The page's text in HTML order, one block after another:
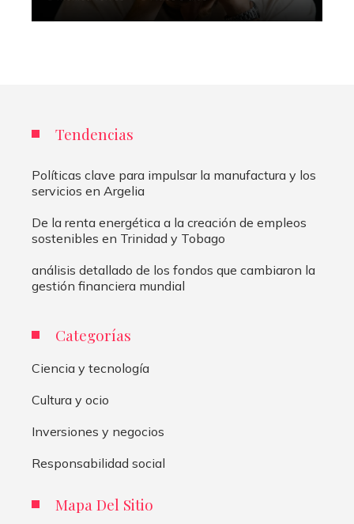
Tendencias
Políticas clave para impulsar la manufactura y los
servicios en Argelia
De la renta energética a la creación de empleos
sostenibles en Trinidad y Tobago
análisis detallado de los fondos que cambiaron la
gestión financiera mundial
Categorías
Ciencia y tecnología
Cultura y ocio
Inversiones y negocios
Responsabilidad social
Mapa Del Sitio